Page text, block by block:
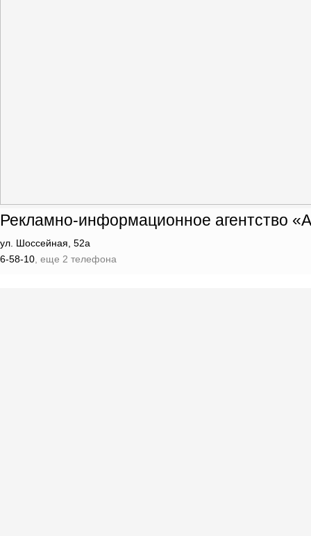
Рекламно-информационное агентство
ул. Шоссейная, 52а
6-58-10 , еще 2 телефона